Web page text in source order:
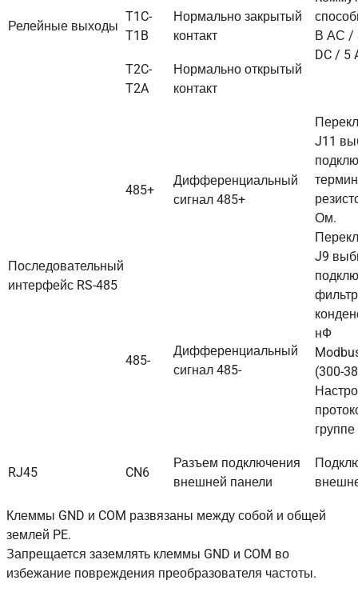
Релейные выходы
В АС /
DC / 5
T1C-
T1B
Нормально закрытый
контакт
T2C-
T2A
Нормально открытый
контакт
Последовательный
интерфейс RS-485
485+
Дифференциальный
сигнал 485+
J11
Ом.
J9
нФ
(300-
группе
485-
Дифференциальный
сигнал 485-
RJ45 CN6
Разъем подключения
внешней панели
Клеммы GND и COM развязаны между собой и общей
землей PE.
Запрещается заземлять клеммы GND и COM во
избежание повреждения преобразователя частоты.